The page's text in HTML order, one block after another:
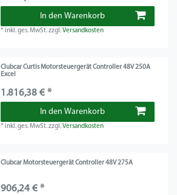
In den Warenkorb
*inkl. ges. MwSt.zzgl.Versandkosten
Clubcar Curtis Motorsteuergerät Controller 48V 250A
Excel
1.816,38 € *
In den Warenkorb
*inkl. ges. MwSt.zzgl.Versandkosten
Clubcar Motorsteuergerät Controller 48V 275A
906,24 € *